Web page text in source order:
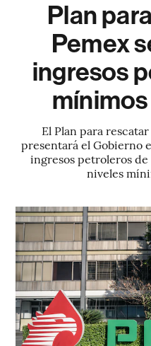
Plan
Pemex
ingresos
El Plan para
presentará el Gobierno
ingresos petroleros
niveles